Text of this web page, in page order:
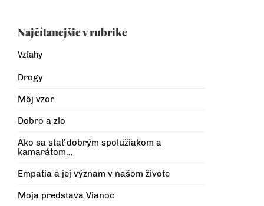
Najčítanejšie v rubrike
Vzťahy
Drogy
Môj vzor
Dobro a zlo
Ako sa stať dobrým spolužiakom a
kamarátom…
Empatia a jej význam v našom živote
Moja predstava Vianoc